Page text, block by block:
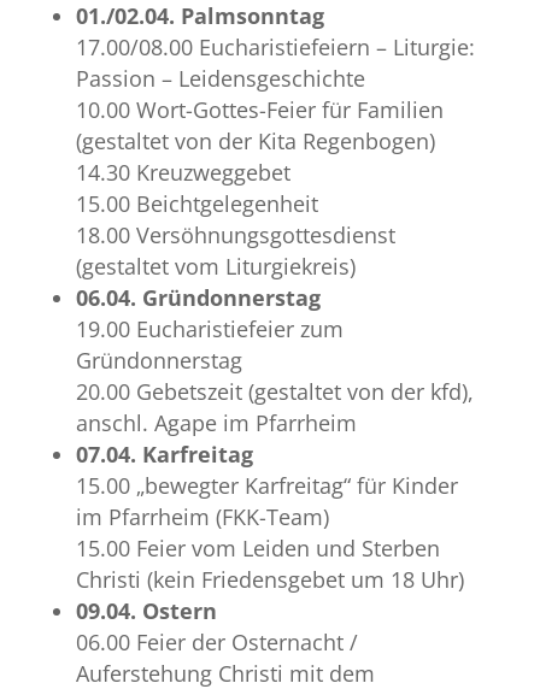
01./02.04. Palmsonntag
17.00/08.00 Eucharistiefeiern – Liturgie:
Passion – Leidensgeschichte
10.00 Wort-Gottes-Feier für Familien
(gestaltet von der Kita Regenbogen)
14.30 Kreuzweggebet
15.00 Beichtgelegenheit
18.00 Versöhnungsgottesdienst
(gestaltet vom Liturgiekreis)
06.04. Gründonnerstag
19.00 Eucharistiefeier zum
Gründonnerstag
20.00 Gebetszeit (gestaltet von der kfd),
anschl. Agape im Pfarrheim
07.04. Karfreitag
15.00 „bewegter Karfreitag“ für Kinder
im Pfarrheim (FKK-Team)
15.00 Feier vom Leiden und Sterben
Christi (kein Friedensgebet um 18 Uhr)
09.04. Ostern
06.00 Feier der Osternacht /
Auferstehung Christi mit dem